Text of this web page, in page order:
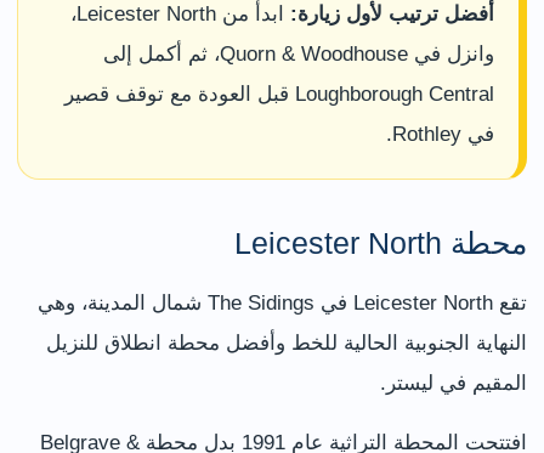
أفضل ترتيب لأول زيارة:
ابدأ من Leicester North،
وانزل في Quorn & Woodhouse، ثم أكمل إلى
Loughborough Central قبل العودة مع توقف قصير
في Rothley.
محطة Leicester North
تقع Leicester North في The Sidings شمال المدينة، وهي
النهاية الجنوبية الحالية للخط وأفضل محطة انطلاق للنزيل
المقيم في ليستر.
افتتحت المحطة التراثية عام 1991 بدل محطة Belgrave &